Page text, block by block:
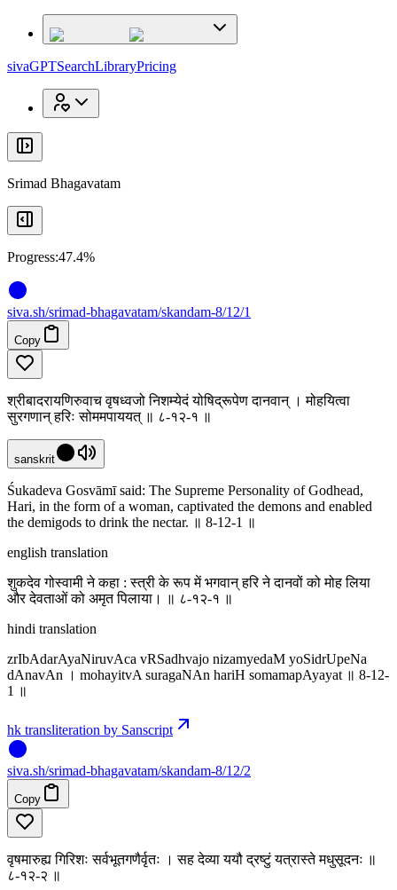
sivaGPTSearchLibraryPricing
Srimad Bhagavatam
Progress:47.4%
siva.sh/srimad-bhagavatam/skandam-8/12/1
Copy
श्रीबादरायणिरुवाच वृषध्वजो निशम्येदं योषिद्रूपेण दानवान् । मोहयित्वा
सुरगणान् हरिः सोममपाययत् ॥ ८-१२-१ ॥
sanskrit
Śukadeva Gosvāmī said: The Supreme Personality of Godhead,
Hari, in the form of a woman, captivated the demons and enabled
the demigods to drink the nectar. ॥ 8-12-1 ॥
english translation
शुकदेव गोस्वामी ने कहा : स्त्री के रूप में भगवान् हरि ने दानवों को मोह लिया
और देवताओं को अमृत पिलाया। ॥ ८-१२-१ ॥
hindi translation
zrIbAdarAyaNiruvAca vRSadhvajo nizamyedaM yoSidrUpeNa
dAnavAn । mohayitvA suragaNAn hariH somamapAyayat ॥ 8-12-
1 ॥
hk transliteration by Sanscript
siva.sh/srimad-bhagavatam/skandam-8/12/2
Copy
वृषमारुह्य गिरिशः सर्वभूतगणैर्वृतः । सह देव्या ययौ द्रष्टुं यत्रास्ते मधुसूदनः ॥
८-१२-२ ॥